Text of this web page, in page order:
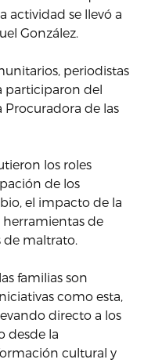
actividad se llevó a
González.
periodistas
participaron del
Procuradora de las
los roles
de los
el impacto de la
de
de maltrato.
familias son
como esta,
directo a los
desde la
cultural y